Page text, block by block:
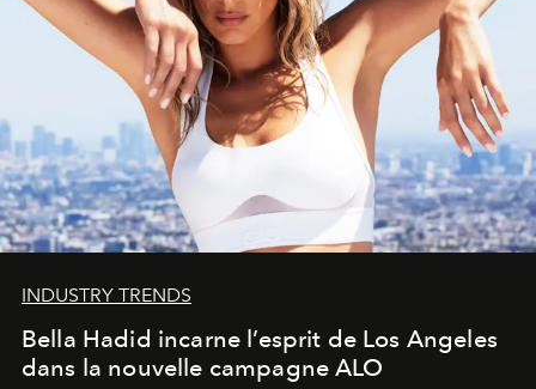
INDUSTRY TRENDS
Bella Hadid incarne l’esprit de Los Angeles
dans la nouvelle campagne ALO